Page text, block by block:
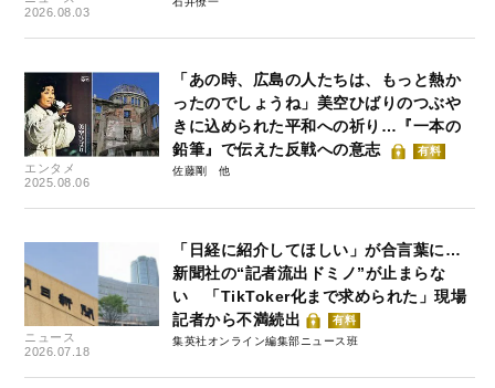
2026.08.03
エンタメ
2025.08.06
「あの時、広島の人たちは、もっと熱か
ったのでしょうね」美空ひばりのつぶや
きに込められた平和への祈り…『一本の
鉛筆』で伝えた反戦への意志
有料
佐藤剛
ニュース
2026.07.18
「日経に紹介してほしい」が合言葉に…
新聞社の“記者流出ドミノ”が止まらな
い 「TikToker化まで求められた」現場
記者から不満続出
有料
集英社オンライン編集部ニュース班